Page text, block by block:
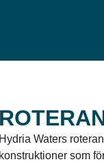
Hydria Waters
konstruktioner som